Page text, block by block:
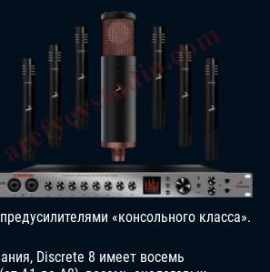
«консольного класса».
Discrete 8 имеет восемь